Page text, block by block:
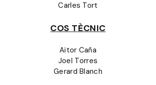
Carles Tort
COS TÈCNIC
Aitor Caña
Joel Torres
Gerard Blanch